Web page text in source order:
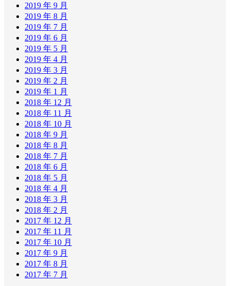
2019 年 9 月
2019 年 8 月
2019 年 7 月
2019 年 6 月
2019 年 5 月
2019 年 4 月
2019 年 3 月
2019 年 2 月
2019 年 1 月
2018 年 12 月
2018 年 11 月
2018 年 10 月
2018 年 9 月
2018 年 8 月
2018 年 7 月
2018 年 6 月
2018 年 5 月
2018 年 4 月
2018 年 3 月
2018 年 2 月
2017 年 12 月
2017 年 11 月
2017 年 10 月
2017 年 9 月
2017 年 8 月
2017 年 7 月